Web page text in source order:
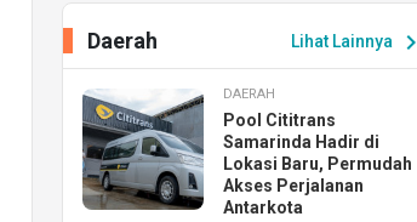
Lihat Lainnya chevron_right
Daerah
DAERAH
Pool Cititrans
Samarinda Hadir di
Lokasi Baru, Permudah
Akses Perjalanan
Antarkota